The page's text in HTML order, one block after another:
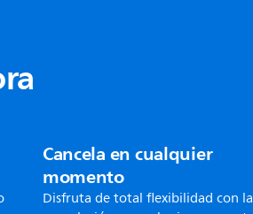
Cancela en cualquier
momento
Disfruta de total flexibilidad con la